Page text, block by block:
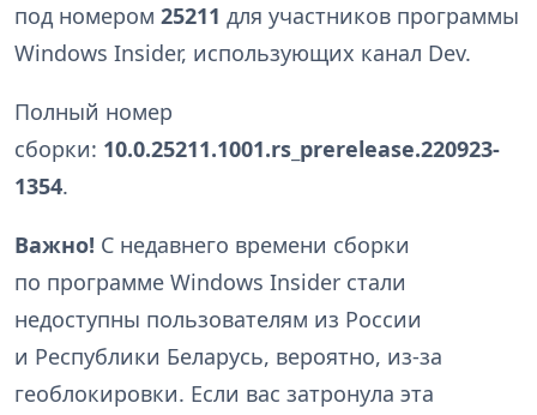
под номером 25211 для участников программы
Windows Insider, использующих канал Dev.
Полный номер
сборки: 10.0.25211.1001.rs_prerelease.220923-
1354.
Важно! С недавнего времени сборки
по программе Windows Insider стали
недоступны пользователям из России
и Республики Беларусь, вероятно, из-за
геоблокировки. Если вас затронула эта